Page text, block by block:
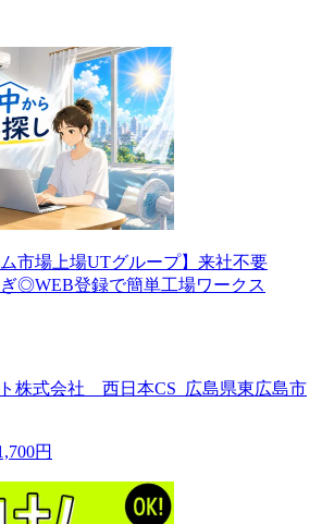
ム市場上場UTグループ】来社不要
◎WEB登録で簡単工場ワークス
株式会社 西日本CS_広島県東広島市
円